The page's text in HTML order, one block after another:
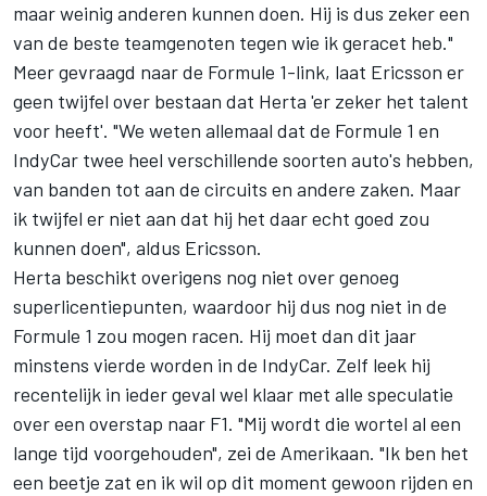
maar weinig anderen kunnen doen. Hij is dus zeker een
van de beste teamgenoten tegen wie ik geracet heb."
Meer gevraagd naar de Formule 1-link, laat Ericsson er
geen twijfel over bestaan dat Herta 'er zeker het talent
voor heeft'. "We weten allemaal dat de Formule 1 en
IndyCar twee heel verschillende soorten auto's hebben,
van banden tot aan de circuits en andere zaken. Maar
ik twijfel er niet aan dat hij het daar echt goed zou
kunnen doen", aldus Ericsson.
Herta beschikt overigens nog niet over genoeg
superlicentiepunten, waardoor hij dus nog niet in de
Formule 1 zou mogen racen. Hij moet dan dit jaar
minstens vierde worden in de IndyCar. Zelf leek hij
recentelijk in ieder geval wel klaar met alle speculatie
over een overstap naar F1. "Mij wordt die wortel al een
lange tijd voorgehouden", zei de Amerikaan. "Ik ben het
een beetje zat en ik wil op dit moment gewoon rijden en